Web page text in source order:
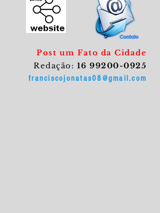
Post um Fato da Cidade
Redação: 16 99200-0925
franciscojonatas08@gmail.com